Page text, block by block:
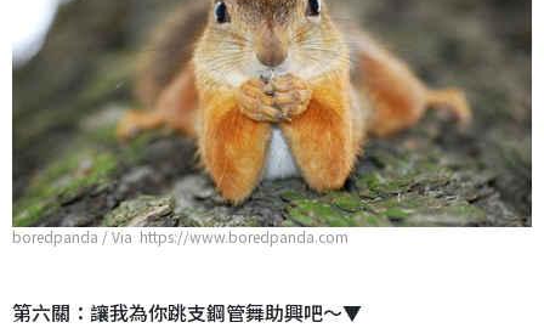
boredpanda / Via https://www.boredpanda.com
第六關：讓我為你跳支鋼管舞助興吧～▼